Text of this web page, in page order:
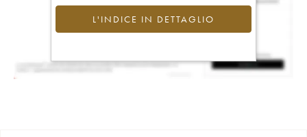
L'INDICE IN DETTAGLIO